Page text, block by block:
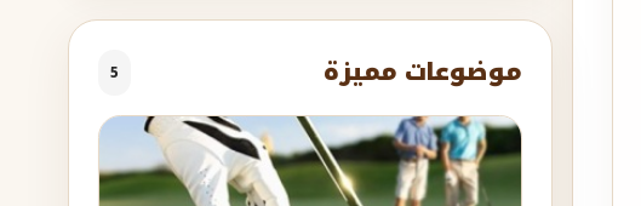
موضوعات مميزة 5